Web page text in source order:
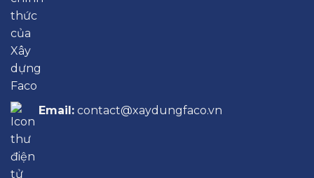
Email: contact@xaydungfaco.vn